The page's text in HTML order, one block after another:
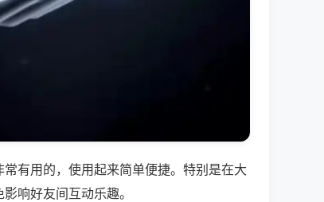
有用的，使用起来简单便捷。特别是在大
响好友间互动乐趣。